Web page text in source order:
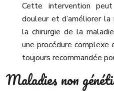
Cette intervention
douleur et d’améliorer la
la chirurgie de la
une procédure
toujours recommandée
Maladies non